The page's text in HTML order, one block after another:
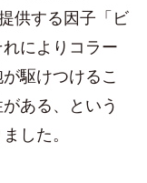
供する因子「ビ
によりコラー
駆けつけるこ
ある、という
した。